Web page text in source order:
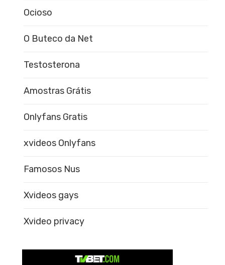
Ocioso
O Buteco da Net
Testosterona
Amostras Grátis
Onlyfans Gratis
xvideos Onlyfans
Famosos Nus
Xvideos gays
Xvideo privacy